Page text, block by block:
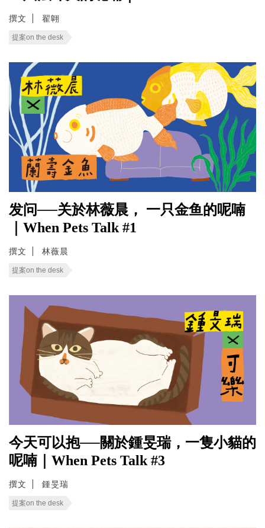
撰文 翟翺
提案on the desk
发问──关於林薇晨， 一只金鱼的呢喃
｜When Pets Talk #1
撰文 林薇晨
提案on the desk
今天可以抱──關於鍾旻瑞，一隻小貓的
呢喃｜When Pets Talk #3
撰文 鍾旻瑞
提案on the desk